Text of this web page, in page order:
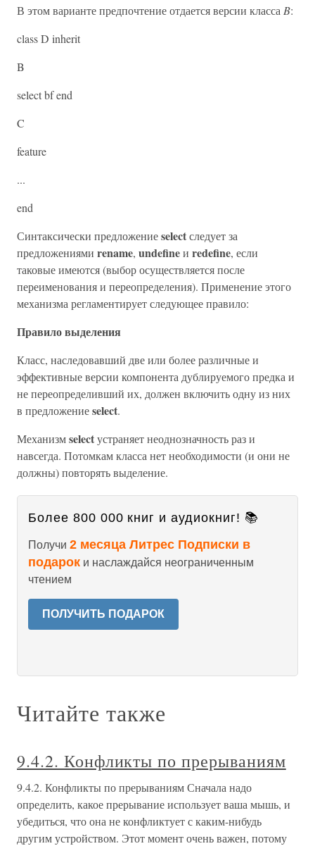
В этом варианте предпочтение отдается версии класса B:
class D inherit
B
select bf end
C
feature
...
end
Синтаксически предложениеselectследует за
предложениями rename, undefineи redefine, если
таковые имеются (выбор осуществляется после
переименования и переопределения). Применение этого
механизма регламентирует следующее правило:
Правило выделения
Класс, наследовавший две или более различные и
эффективные версии компонента дублируемого предка и
не переопределивший их, должен включить одну из них
в предложениеselect.
Механизмselectустраняет неоднозначность раз и
навсегда. Потомкам класса нет необходимости (и они не
должны) повторять выделение.
Более 800 000 книг и аудиокниг! 📚
Получи 2 месяца Литрес Подписки в
подарок и наслаждайся неограниченным
чтением
ПОЛУЧИТЬ ПОДАРОК
Читайте также
9.4.2. Конфликты по прерываниям
9.4.2. Конфликты по прерываниям Сначала надо
определить, какое прерывание использует ваша мышь, и
убедиться, что она не конфликтует с каким-нибудь
другим устройством. Этот момент очень важен, потому